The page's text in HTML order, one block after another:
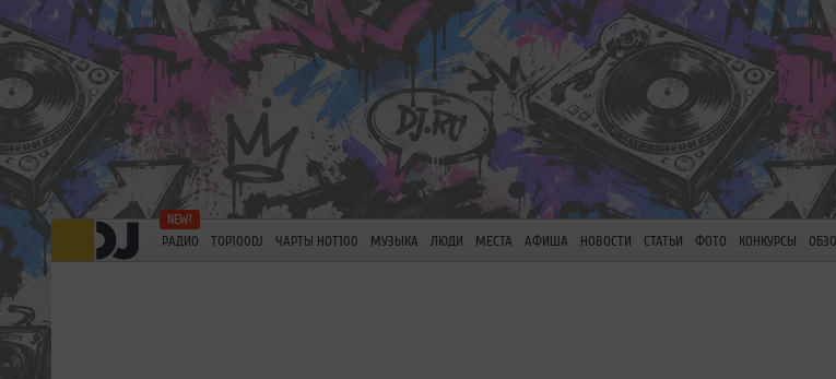
РАДИО TOP100DJ ЧАРТЫ HOT100 МУЗЫКА ЛЮДИ МЕСТА АФИША НОВОСТИ СТАТЬИ ФОТО КОНКУРСЫ